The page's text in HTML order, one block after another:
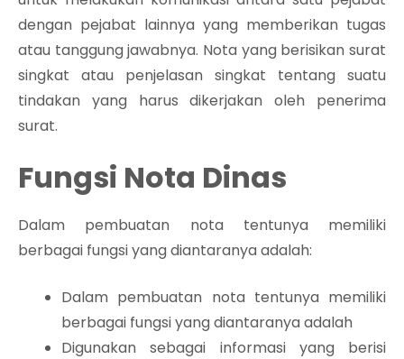
dengan pejabat lainnya yang memberikan tugas
atau tanggung jawabnya. Nota yang berisikan surat
singkat atau penjelasan singkat tentang suatu
tindakan yang harus dikerjakan oleh penerima
surat.
Fungsi Nota Dinas
Dalam pembuatan nota tentunya memiliki
berbagai fungsi yang diantaranya adalah:
Dalam pembuatan nota tentunya memiliki
berbagai fungsi yang diantaranya adalah
Digunakan sebagai informasi yang berisi